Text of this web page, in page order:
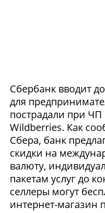
Сбербанк вводит
для
пострадали при ЧП
Wildberries. Как
Сбера, банк
скидки на
валюту,
пакетам услуг до
селлеры могут
интернет-